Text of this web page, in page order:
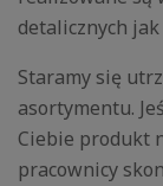
detalicznych
Staramy się
asortymentu.
Ciebie produkt
pracownicy